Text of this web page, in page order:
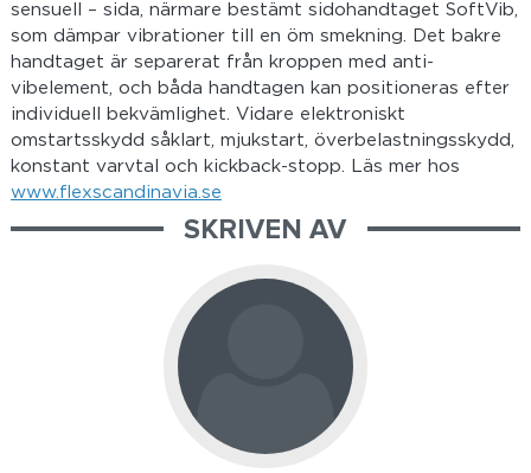
sensuell – sida, närmare bestämt sidohandtaget SoftVib,
som dämpar vibrationer till en öm smekning. Det bakre
handtaget är separerat från kroppen med anti-
vibelement, och båda handtagen kan positioneras efter
individuell bekvämlighet. Vidare elektroniskt
omstartsskydd såklart, mjukstart, överbelastningsskydd,
konstant varvtal och kickback-stopp. Läs mer hos
www.flexscandinavia.se
SKRIVEN AV